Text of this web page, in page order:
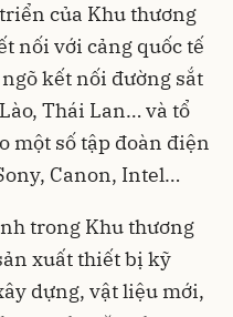
của Khu thương
nối với cảng quốc tế
kết nối đường sắt
Thái Lan… và tổ
một số tập đoàn điện
Canon, Intel…
trong Khu thương
xuất thiết bị kỹ
dựng, vật liệu mới,